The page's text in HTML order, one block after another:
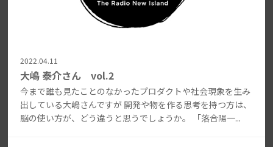
2022.04.11
大嶋 泰介さん vol.2
今まで誰も見たことのなかったプロダクトや社会現象を生み
出している大嶋さんですが 開発や物を作る思考を持つ方は、
脳の使い方が、どう違うと思うでしょうか。 「落合陽一...